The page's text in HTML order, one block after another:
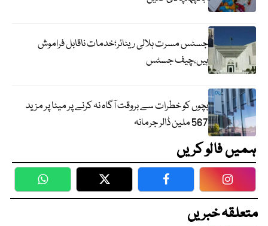
جسٹس مسرت ہلالی ریٹائر؛خدمات ناقابل فراموش
ہیں،چیف جسٹس
بچوں کو خطرات سے بروقت آگاہ نہ کرنے پر میٹا پر مزید
567 ملین ڈالر جرمانہ
ہمیں فالو کریں
WhatsApp Twitter Facebook
متعلقہ خبریں